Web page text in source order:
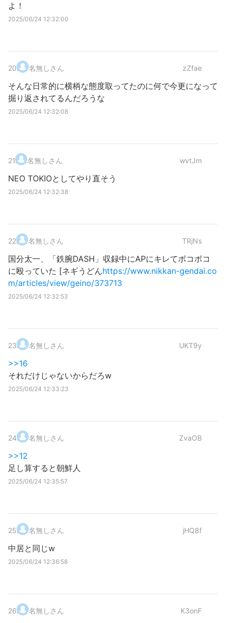
よ！
2025/06/24 12:32:00
20. 名無しさん zZfae
そんな日常的に横柄な態度取ってたのに何で今更になって
掘り返されてるんだろうな
2025/06/24 12:32:08
21. 名無しさん wvtJm
NEO TOKIOとしてやり直そう
2025/06/24 12:32:38
22. 名無しさん TRjNs
国分太一、「鉄腕DASH」収録中にAPにキレてボコボコ
に殴っていた [ネギうどんhttps://www.nikkan-gendai.co
m/articles/view/geino/373713
2025/06/24 12:32:53
23. 名無しさん UKT9y
>>16
それだけじゃないからだろw
2025/06/24 12:33:23
24. 名無しさん ZvaOB
>>12
足し算すると朝鮮人
2025/06/24 12:35:57
25. 名無しさん jHQ8f
中居と同じw
2025/06/24 12:36:58
26. 名無しさん K3onF